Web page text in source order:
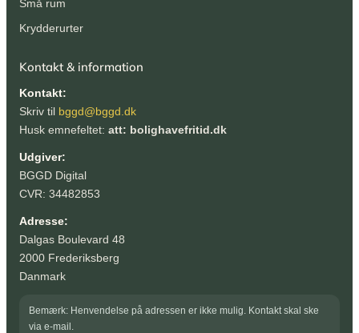
Små rum
Krydderurter
Kontakt & information
Kontakt:
Skriv til bggd@bggd.dk
Husk emnefeltet: att: bolighavefritid.dk
Udgiver:
BGGD Digital
CVR: 34482853
Adresse:
Dalgas Boulevard 48
2000 Frederiksberg
Danmark
Bemærk: Henvendelse på adressen er ikke mulig. Kontakt skal ske
via e-mail.